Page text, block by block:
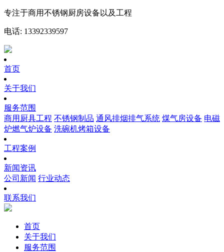
专注于商用不锈钢厨房设备以及工程
电话: 13392339597
首页
关于我们
服务范围
商用厨具工程 不锈钢制品 通风排烟排气系统 煤气房设备 电磁
炉燃气炉设备 洗碗机烤箱设备
工程案例
新闻资讯
公司新闻 行业动态
联系我们
首页
关于我们
服务范围